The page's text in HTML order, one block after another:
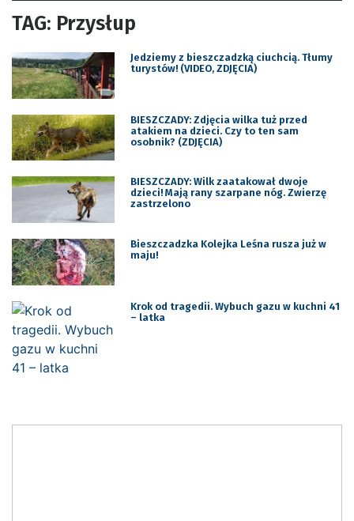
TAG: Przysłup
Jedziemy z bieszczadzką ciuchcią. Tłumy
turystów! (VIDEO, ZDJĘCIA)
BIESZCZADY: Zdjęcia wilka tuż przed
atakiem na dzieci. Czy to ten sam
osobnik? (ZDJĘCIA)
BIESZCZADY: Wilk zaatakował dwoje
dzieci! Mają rany szarpane nóg. Zwierzę
zastrzelono
Bieszczadzka Kolejka Leśna rusza już w
maju!
Krok od tragedii. Wybuch gazu w kuchni 41
– latka